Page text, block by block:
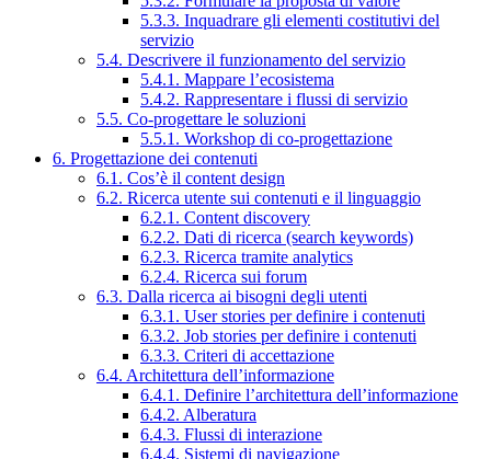
5.3.3. Inquadrare gli elementi costitutivi del
servizio
5.4. Descrivere il funzionamento del servizio
5.4.1. Mappare l’ecosistema
5.4.2. Rappresentare i flussi di servizio
5.5. Co-progettare le soluzioni
5.5.1. Workshop di co-progettazione
6. Progettazione dei contenuti
6.1. Cos’è il content design
6.2. Ricerca utente sui contenuti e il linguaggio
6.2.1. Content discovery
6.2.2. Dati di ricerca (search keywords)
6.2.3. Ricerca tramite analytics
6.2.4. Ricerca sui forum
6.3. Dalla ricerca ai bisogni degli utenti
6.3.1. User stories per definire i contenuti
6.3.2. Job stories per definire i contenuti
6.3.3. Criteri di accettazione
6.4. Architettura dell’informazione
6.4.1. Definire l’architettura dell’informazione
6.4.2. Alberatura
6.4.3. Flussi di interazione
6.4.4. Sistemi di navigazione